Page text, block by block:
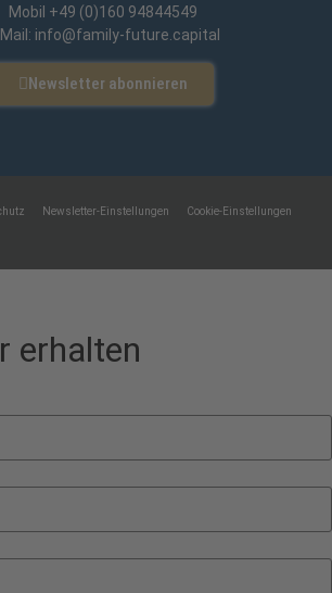
Mobil +49 (0)160 94844549
Mail: info@family-future.capital
Newsletter abonnieren
Newsletter-Einstellungen Cookie-Einstellungen
erhalten